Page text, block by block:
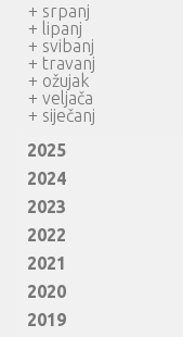
+ srpanj
+ lipanj
+ svibanj
+ travanj
+ ožujak
+ veljača
+ siječanj
2025
2024
2023
2022
2021
2020
2019